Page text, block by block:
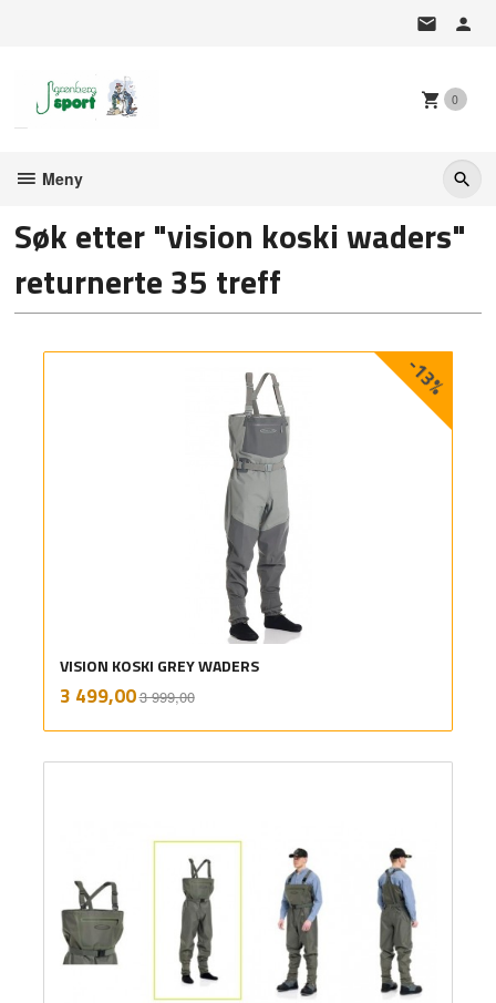
0
Meny
Søk etter "vision koski waders"
returnerte 35 treff
VISION KOSKI GREY WADERS
Tilbud
3 499,003 999,00
-13%
mva.